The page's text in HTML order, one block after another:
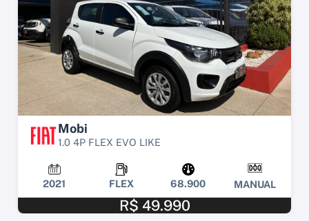
Mobi
1.0 4P FLEX EVO LIKE
2021 FLEX 68.900 MANUAL
R$ 49.990